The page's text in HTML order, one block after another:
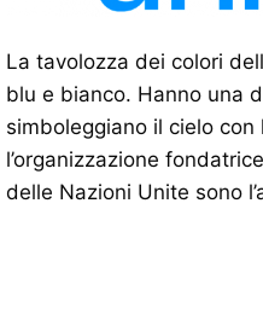
La tavolozza dei colori
blu e bianco. Hanno una
simboleggiano il cielo
l’organizzazione
delle Nazioni Unite sono